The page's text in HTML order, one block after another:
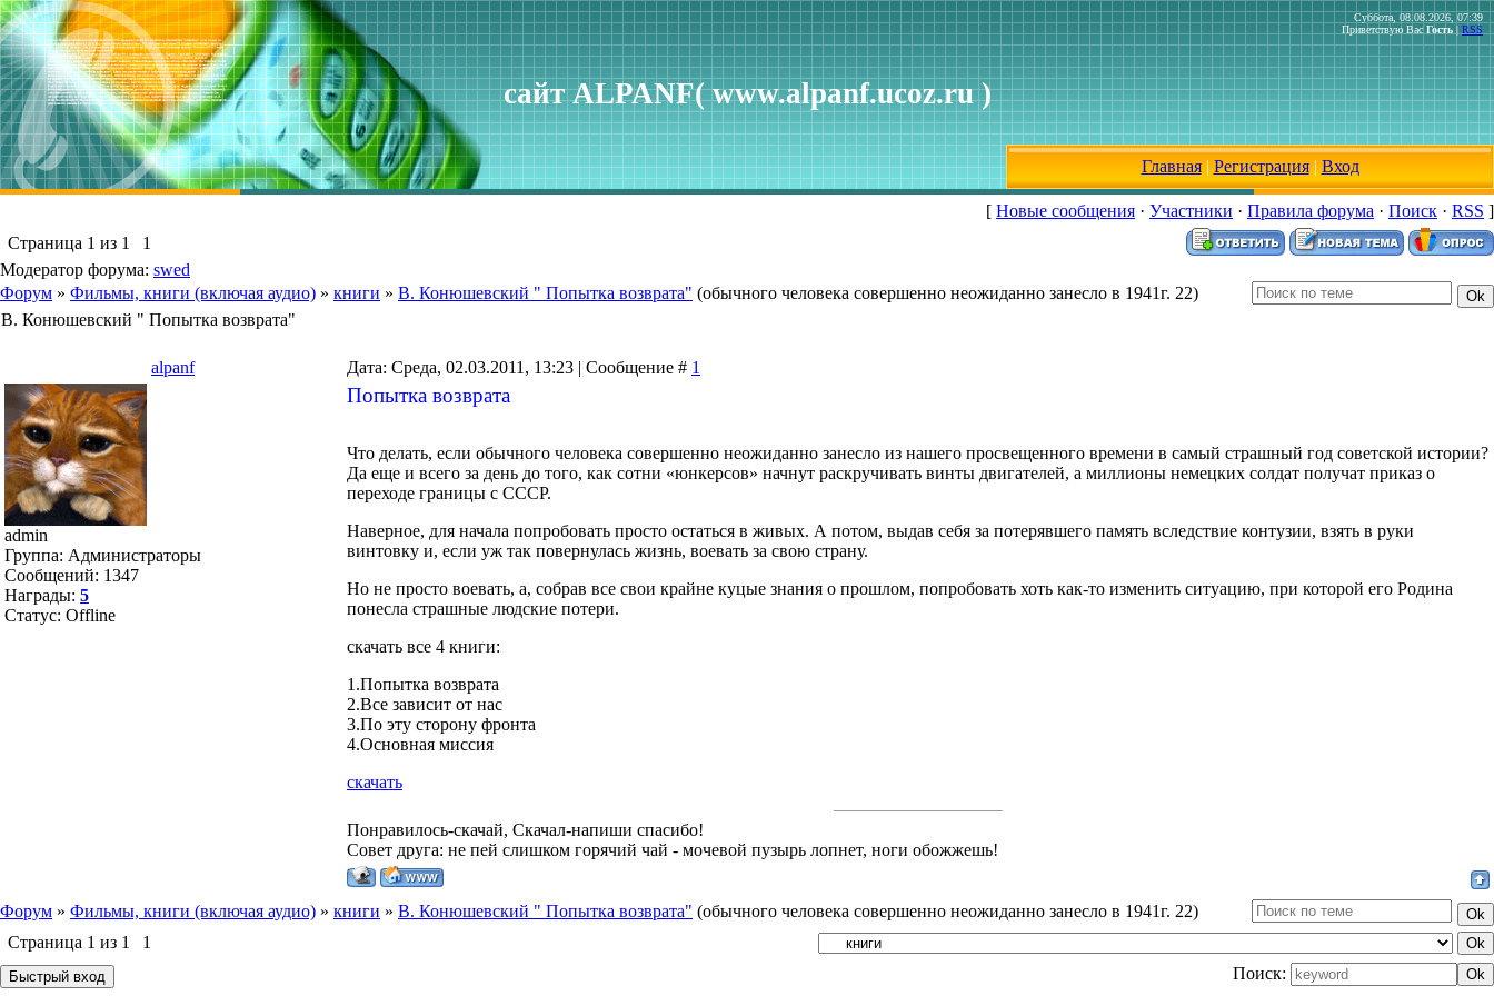
сайт ALPANF( www.alpanf.ucoz.ru )
Суббота, 08.08.2026, 07:39
Приветствую Вас Гость | RSS
Главная| Регистрация| Вход
[ Новые сообщения · Участники · Правила форума · Поиск · RSS ]
Страница 1 из 1
1
Модератор форума: swed
Форум » Фильмы, книги (включая аудио) » книги » В. Конюшевский " Попытка возврата" (обычного человека совершенно неожиданно занесло в 1941г. 22)
В. Конюшевский " Попытка возврата"
alpanf Дата: Среда, 02.03.2011, 13:23 | Сообщение # 1
admin
Группа: Администраторы
Сообщений: 1347
Награды: 5
Статус: Offline
Попытка возврата
Что делать, если обычного человека совершенно неожиданно занесло из нашего просвещенного времени в самый страшный год советской истории?
Да еще и всего за день до того, как сотни «юнкерсов» начнут раскручивать винты двигателей, а миллионы немецких солдат получат приказ о
переходе границы с СССР.
Наверное, для начала попробовать просто остаться в живых. А потом, выдав себя за потерявшего память вследствие контузии, взять в руки
винтовку и, если уж так повернулась жизнь, воевать за свою страну.
Но не просто воевать, а, собрав все свои крайне куцые знания о прошлом, попробовать хоть как-то изменить ситуацию, при которой его Родина
понесла страшные людские потери.
скачать все 4 книги:
1.Попытка возврата
2.Все зависит от нас
3.По эту сторону фронта
4.Основная миссия
скачать
Понравилось-скачай, Скачал-напиши спасибо!
Совет друга: не пей слишком горячий чай - мочевой пузырь лопнет, ноги обожжешь!
Форум » Фильмы, книги (включая аудио) » книги » В. Конюшевский " Попытка возврата" (обычного человека совершенно неожиданно занесло в 1941г. 22)
Страница 1 из 1
1
Поиск: